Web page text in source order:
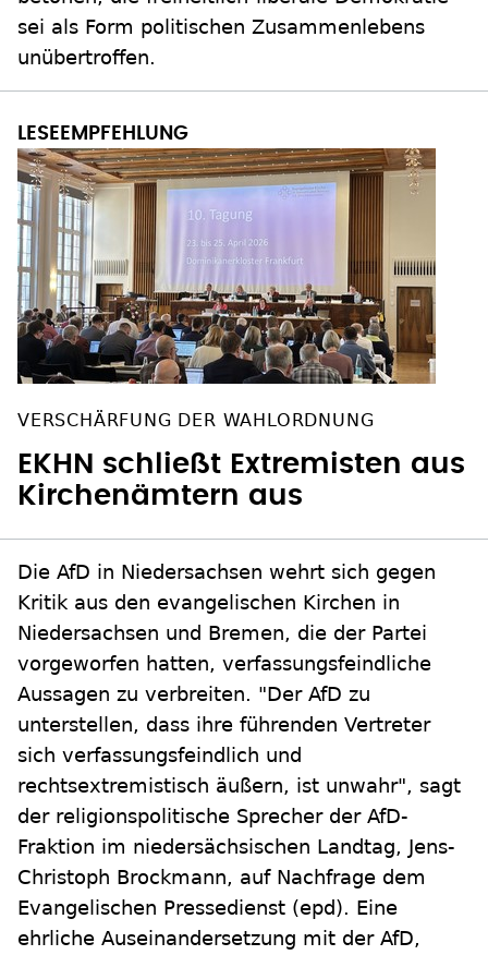
sei als Form politischen Zusammenlebens
unübertroffen.
VERSCHÄRFUNG DER WAHLORDNUNG
EKHN schließt Extremisten aus
Kirchenämtern aus
Die AfD in Niedersachsen wehrt sich gegen
Kritik aus den evangelischen Kirchen in
Niedersachsen und Bremen, die der Partei
vorgeworfen hatten, verfassungsfeindliche
Aussagen zu verbreiten. "Der AfD zu
unterstellen, dass ihre führenden Vertreter
sich verfassungsfeindlich und
rechtsextremistisch äußern, ist unwahr", sagt
der religionspolitische Sprecher der AfD-
Fraktion im niedersächsischen Landtag, Jens-
Christoph Brockmann, auf Nachfrage dem
Evangelischen Pressedienst (epd). Eine
ehrliche Auseinandersetzung mit der AfD,